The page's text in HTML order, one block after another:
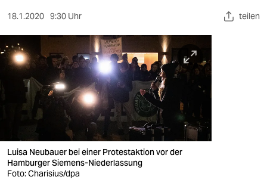
verlag
verlag
veranstaltungen
fragen & hilfe
unterstützen
18.1.2020 9:30 Uhr teilen
Luisa Neubauer bei einer Protestaktion vor der
Hamburger Siemens-Niederlassung
Foto: Charisius/dpa